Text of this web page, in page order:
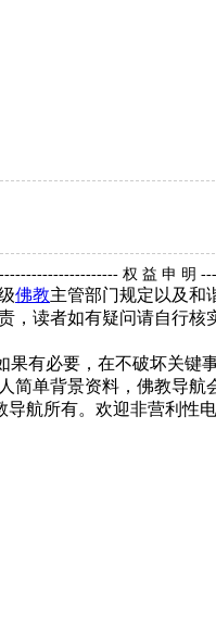
权 益 申 明
佛教主管部门规定以及和
读者如有疑问请自行
有必要，在不破坏关
单背景资料，佛教导航
航所有。欢迎非营利性